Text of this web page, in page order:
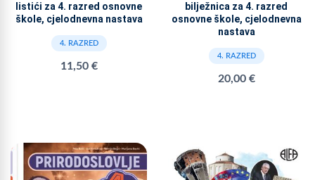
listići za 4. razred osnovne
škole, cjelodnevna nastava
4. RAZRED
11,50 €
bilježnica za 4. razred
osnovne škole, cjelodnevna
nastava
4. RAZRED
20,00 €